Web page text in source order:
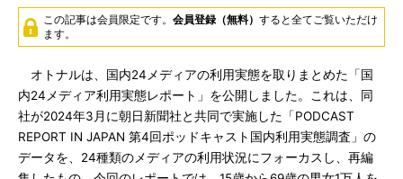
この記事は会員限定です。 会員登録（無料） すると全てご覧いただけ
ます。
オトナルは、国内24メディアの利用実態を取りまとめた「国
内24メディア利用実態レポート」を公開しました。これは、同
社が2024年3月に朝日新聞社と共同で実施した「PODCAST
REPORT IN JAPAN 第4回ポッドキャスト国内利用実態調査」の
データを、24種類のメディアの利用状況にフォーカスし、再編